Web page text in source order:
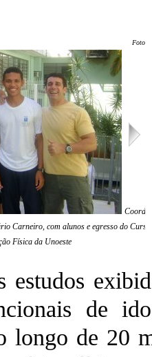
Foto:
Carneiro, com alunos e egresso do Curso
Física da Unoeste
estudos
de
longo de 20